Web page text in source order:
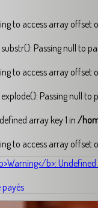
to access array offset
substr(): Passing null to
to access array offset
explode(): Passing null
array key 1 in/
to access array offset
payés